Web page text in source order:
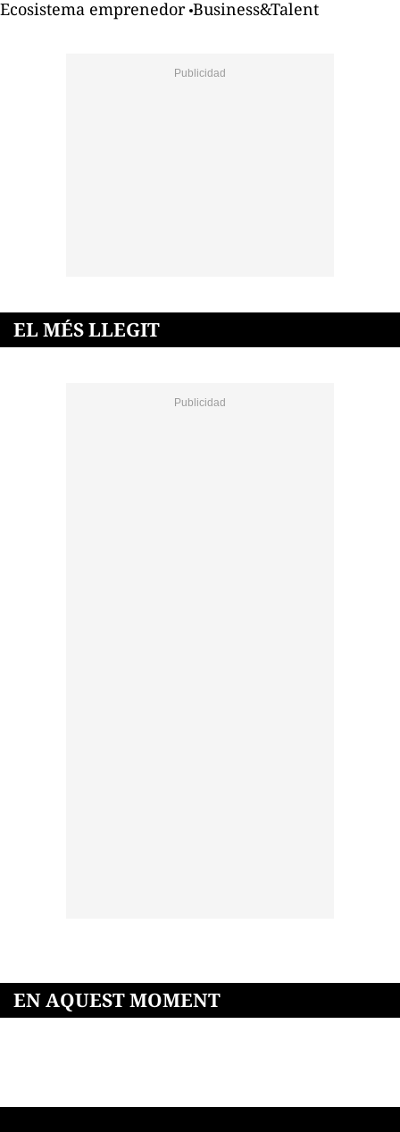
Ecosistema emprenedor Business&Talent
EL MÉS LLEGIT
EN AQUEST MOMENT